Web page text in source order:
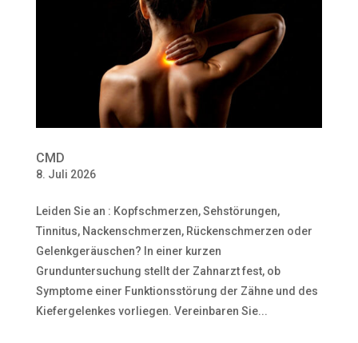
CMD
8. Juli 2026
Leiden Sie an : Kopfschmerzen, Sehstörungen,
Tinnitus, Nackenschmerzen, Rückenschmerzen oder
Gelenkgeräuschen? In einer kurzen
Grunduntersuchung stellt der Zahnarzt fest, ob
Symptome einer Funktionsstörung der Zähne und des
Kiefergelenkes vorliegen. Vereinbaren Sie...